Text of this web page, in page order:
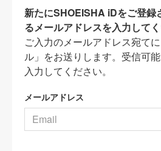
新たにSHOEISHA iDをご登録
るメールアドレスを入力してく
ご入力のメールアドレス宛て
ル」をお送りします。受信可
入力してください。
メールアドレス